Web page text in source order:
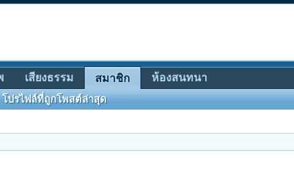
เสียงธรรม สมาชิก
โปรไฟล์ที่ถูกโพสต์ล่าสุด
ห้องสนทนา